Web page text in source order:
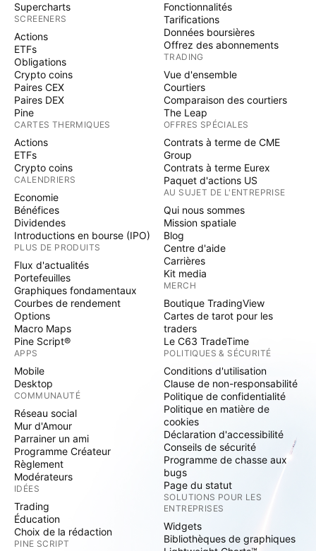
Supercharts
SCREENERS
Actions
ETFs
Obligations
Crypto coins
Paires CEX
Paires DEX
Pine
CARTES THERMIQUES
Actions
ETFs
Crypto coins
CALENDRIERS
Economie
Bénéfices
Dividendes
Introductions en bourse (IPO)
PLUS DE PRODUITS
Flux d'actualités
Portefeuilles
Graphiques fondamentaux
Courbes de rendement
Options
Macro Maps
Pine Script®
APPS
Mobile
Desktop
COMMUNAUTÉ
Réseau social
Mur d'Amour
Parrainer un ami
Programme Créateur
Règlement
Modérateurs
IDÉES
Trading
Éducation
Choix de la rédaction
PINE SCRIPT
Fonctionnalités
Tarifications
Données boursières
Offrez des abonnements
TRADING
Vue d'ensemble
Courtiers
Comparaison des courtiers
The Leap
OFFRES SPÉCIALES
Contrats à terme de CME
Group
Contrats à terme Eurex
Paquet d'actions US
AU SUJET DE L'ENTREPRISE
Qui nous sommes
Mission spatiale
Blog
Centre d'aide
Carrières
Kit media
MERCH
Boutique TradingView
Cartes de tarot pour les
traders
Le C63 TradeTime
POLITIQUES & SÉCURITÉ
Conditions d'utilisation
Clause de non-responsabilité
Politique de confidentialité
Politique en matière de
cookies
Déclaration d'accessibilité
Conseils de sécurité
Programme de chasse aux
bugs
Page du statut
SOLUTIONS POUR LES
ENTREPRISES
Widgets
Bibliothèques de graphiques